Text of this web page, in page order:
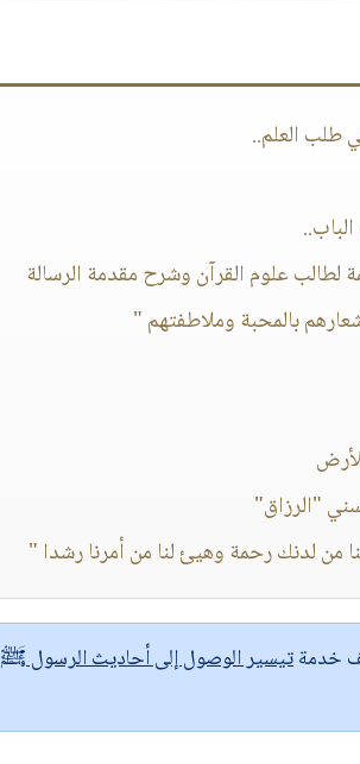
بالمحبة وملاطفتهم "
"الرزاق"
من لدنك رحمة وهيئ لنا من أمرنا رشدا "
خدمةتيسير الوصول إلى أحاديث الرسول ﷺ